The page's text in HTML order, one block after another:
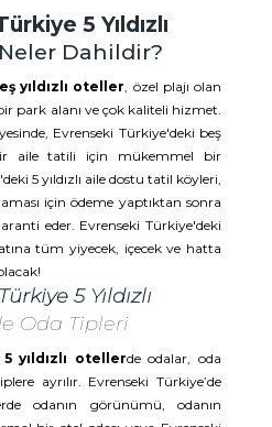
5 Yıldızlı
Dahildir?
yıldızlı oteller, özel plajı olan
park alanı ve çok kaliteli hizmet.
Evrenseki Türkiye'deki beş
aile tatili için mükemmel bir
5 yıldızlı aile dostu tatil köyleri,
için ödeme yaptıktan sonra
eder. Evrenseki Türkiye'deki
tüm yiyecek, içecek ve hatta
Türkiye 5 Yıldızlı
Oda Tipleri
yıldızlı otellerde odalar, oda
ayrılır. Evrenseki Türkiye’de
odanın görünümü, odanın